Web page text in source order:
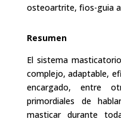
osteoartrite, fios-guia
Resumen
El sistema
complejo, adaptable,
encargado, entre
primordiales de
masticar durante